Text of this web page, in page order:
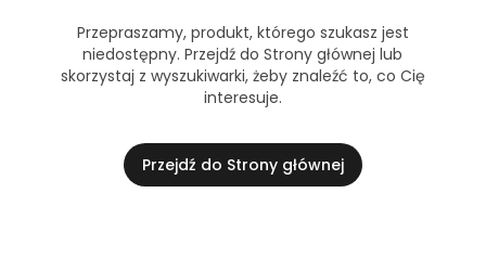
Przepraszamy, produkt, którego szukasz jest
niedostępny. Przejdź do Strony głównej lub
skorzystaj z wyszukiwarki, żeby znaleźć to, co Cię
interesuje.
Przejdź do Strony głównej